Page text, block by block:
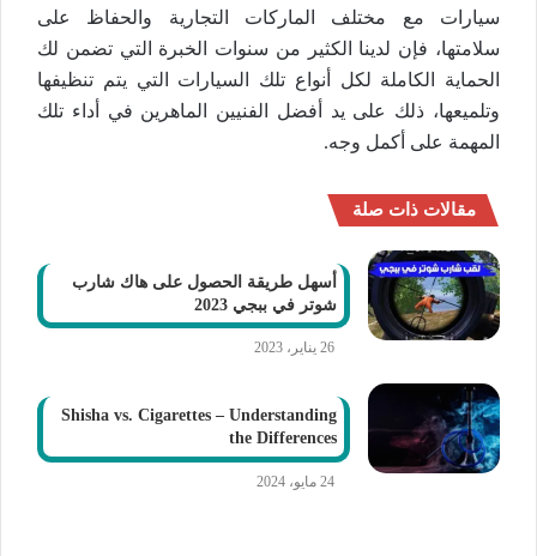
سيارات مع مختلف الماركات التجارية والحفاظ على
سلامتها، فإن لدينا الكثير من سنوات الخبرة التي تضمن لك
الحماية الكاملة لكل أنواع تلك السيارات التي يتم تنظيفها
وتلميعها، ذلك على يد أفضل الفنيين الماهرين في أداء تلك
المهمة على أكمل وجه.
مقالات ذات صلة
أسهل طريقة الحصول على هاك شارب
شوتر في ببجي 2023
26 يناير، 2023
Shisha vs. Cigarettes – Understanding
the Differences
24 مايو، 2024